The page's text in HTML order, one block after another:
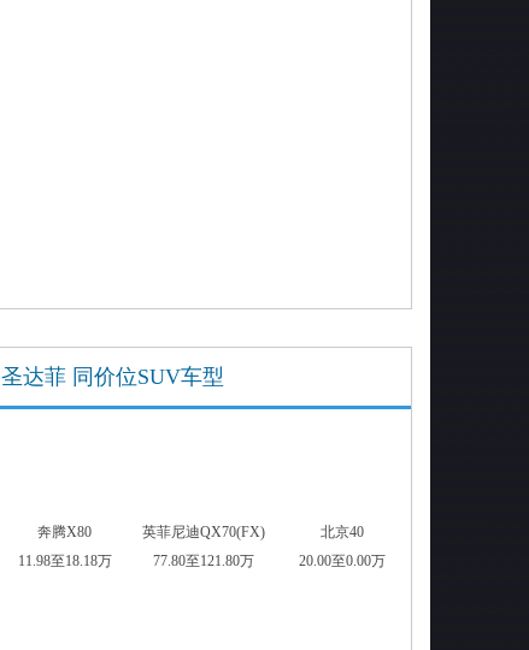
圣达菲 同价位SUV车型
奔腾X80
11.98至18.18万
英菲尼迪QX70(FX)
77.80至121.80万
北京40
20.00至0.00万